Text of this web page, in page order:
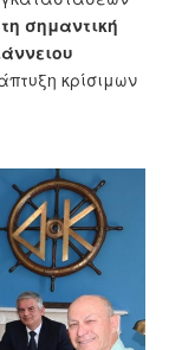
σημαντική
κρίσιμων